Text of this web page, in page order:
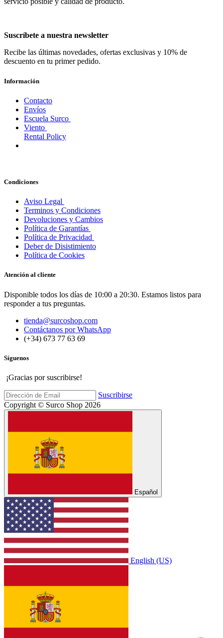
Incluye vela de dacrón, X-ply y PVC transparente, mástil de 4
Surcoshop Tarifa
El objetivo de Surco Tarifa es proveer a nuestros clientes del mejor
Suscríbete a nuestra newsletter
Recibe las últimas novedades, ofertas exclusivas y 10% de
Envíos
Escuela Surco
Viento
Rental Policy
Aviso Legal
Terminos y Condiciones
Devoluciones y Cambios
Política de Garantías
Política de Privacidad
Deber de Disistimiento
Política de Cookies
Atención al cliente
Disponible todos los días de 10:00 a 20:30. Estamos listos para
responder a tus preguntas.
tienda@surcoshop.com
¡Gracias por suscribirse!
Copyright © Surco Shop 2026